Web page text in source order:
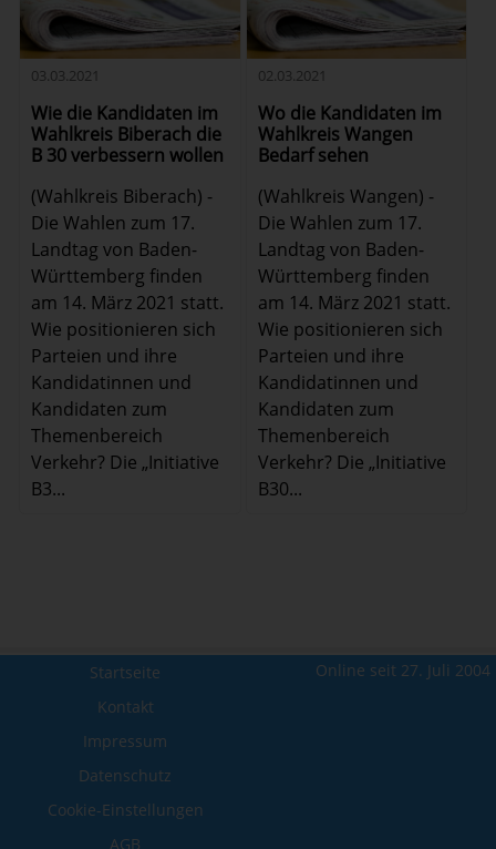
03.03.2021
Wie die Kandidaten im
Wahlkreis Biberach die
B 30 verbessern wollen
(Wahlkreis Biberach) -
Die Wahlen zum 17.
Landtag von Baden-
Württemberg finden
am 14. März 2021 statt.
Wie positionieren sich
Parteien und ihre
Kandidatinnen und
Kandidaten zum
Themenbereich
Verkehr? Die „Initiative
B3...
02.03.2021
Wo die Kandidaten im
Wahlkreis Wangen
Bedarf sehen
(Wahlkreis Wangen) -
Die Wahlen zum 17.
Landtag von Baden-
Württemberg finden
am 14. März 2021 statt.
Wie positionieren sich
Parteien und ihre
Kandidatinnen und
Kandidaten zum
Themenbereich
Verkehr? Die „Initiative
B30...
Online seit 27. Juli 2004
Startseite
Kontakt
Impressum
Datenschutz
Cookie-Einstellungen
AGB